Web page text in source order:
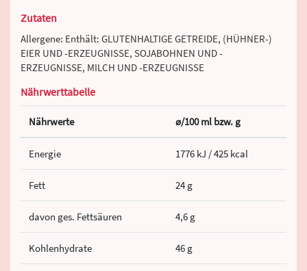
Zutaten
Allergene: Enthält: GLUTENHALTIGE GETREIDE, (HÜHNER-)
EIER UND -ERZEUGNISSE, SOJABOHNEN UND -
ERZEUGNISSE, MILCH UND -ERZEUGNISSE
Nährwerttabelle
Nährwerte ø/100 ml bzw. g
Energie 1776 kJ / 425 kcal
Fett 24 g
davon ges. Fettsäuren 4,6 g
Kohlenhydrate 46 g